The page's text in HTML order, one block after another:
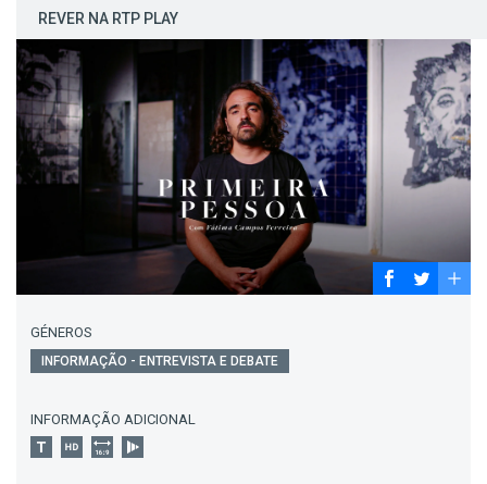
REVER NA RTP PLAY
GÉNEROS
INFORMAÇÃO - ENTREVISTA E DEBATE
INFORMAÇÃO ADICIONAL